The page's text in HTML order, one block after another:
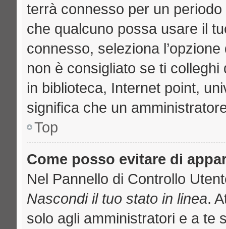
terrà connesso per un
che qualcuno possa usare il
connesso, seleziona
non è consigliato se ti
in biblioteca, Internet point,
significa che un
Top
Come posso evitare di
Nel Pannello di Controllo
Nascondi il tuo stato in linea.
solo agli amministratori e a te